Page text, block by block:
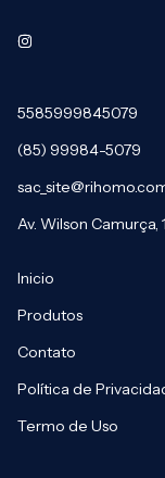
5585999845079
(85) 99984-5079
Av. Wilson
Inicio
Produtos
Contato
Política de
Termo de Uso